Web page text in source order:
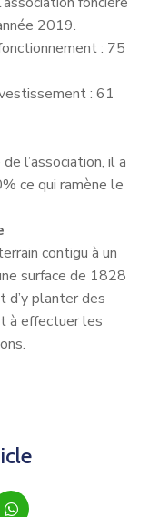
2019.
: 75
: 61
l’association, il a
ce qui ramène le
contigu à un
surface de 1828
d’y planter des
à effectuer les